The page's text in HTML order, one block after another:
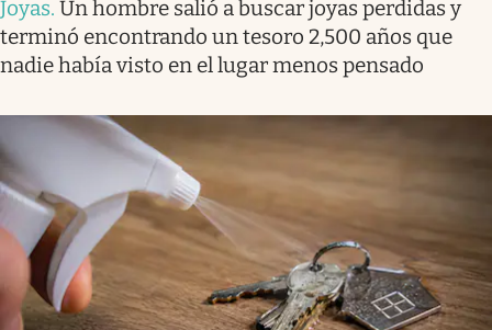
Joyas. Un hombre salió a buscar joyas perdidas y
terminó encontrando un tesoro 2,500 años que
nadie había visto en el lugar menos pensado